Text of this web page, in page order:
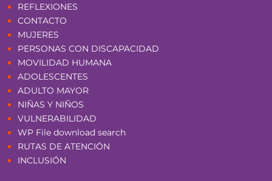
REFLEXIONES
CONTACTO
MUJERES
PERSONAS CON DISCAPACIDAD
MOVILIDAD HUMANA
ADOLESCENTES
ADULTO MAYOR
NIÑAS Y NIÑOS
VULNERABILIDAD
WP File download search
RUTAS DE ATENCIÓN
INCLUSIÓN